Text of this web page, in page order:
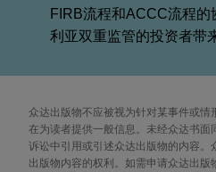
FIRB流程和ACCC流程的
利亚双重监管的投资者带
众达出版物不应被视为针对某事件或情
在为读者提供一般信息。未经众达书
诉讼中引用或引述众达出版物的内容。
出版物内容的权利。如需申请众达出